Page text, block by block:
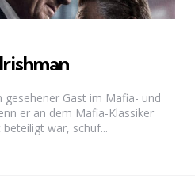
gesehener Gast im Mafia- und
er an dem Mafia-Klassiker
war, schuf...